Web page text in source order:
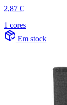
2,87 €
1 cores
Em stock